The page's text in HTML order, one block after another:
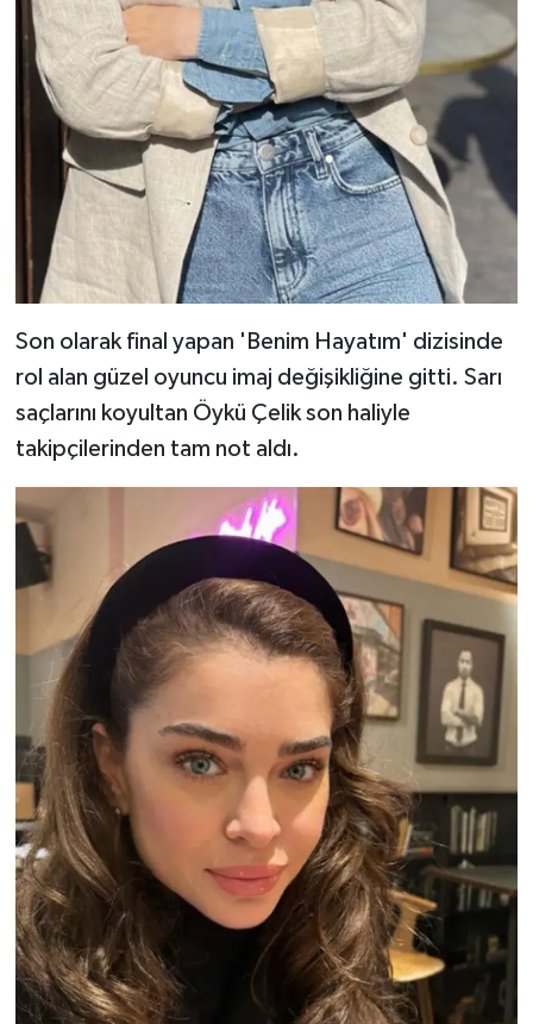
Son olarak final yapan 'Benim Hayatım' dizisinde
rol alan güzel oyuncu imaj değişikliğine gitti. Sarı
saçlarını koyultan Öykü Çelik son haliyle
takipçilerinden tam not aldı.